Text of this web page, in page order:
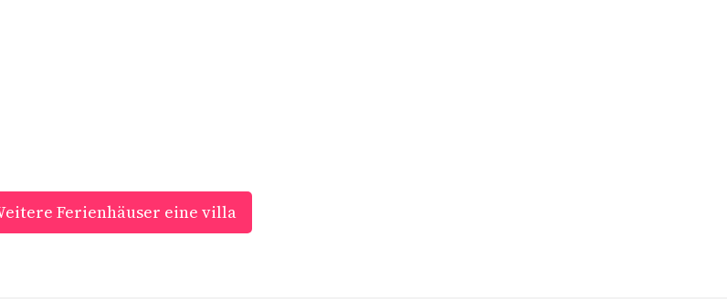
Ferienhäuser eine villa